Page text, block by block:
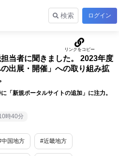
検索 ログイン
当者に聞きました。 2023年度
出展・開催」への取り組み拡
「新規ポータルサイトの追加」に注力。
時40分
中国地方 #近畿地方